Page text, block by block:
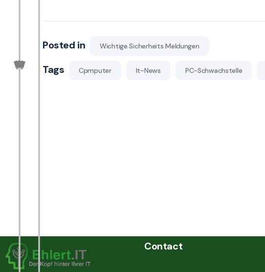
Posted in Wichtige Sicherheits Meldungen
Tags Cpmputer It-News PC-Schwachstelle
Contact